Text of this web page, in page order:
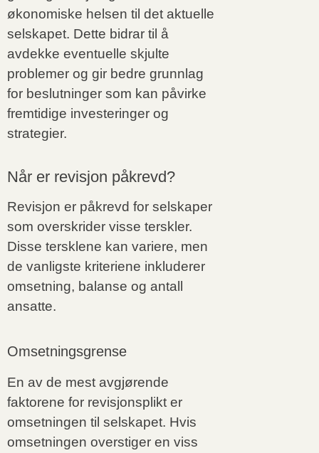
økonomiske helsen til det aktuelle
selskapet. Dette bidrar til å
avdekke eventuelle skjulte
problemer og gir bedre grunnlag
for beslutninger som kan påvirke
fremtidige investeringer og
strategier.
Når er revisjon påkrevd?
Revisjon er påkrevd for selskaper
som overskrider visse terskler.
Disse tersklene kan variere, men
de vanligste kriteriene inkluderer
omsetning, balanse og antall
ansatte.
Omsetningsgrense
En av de mest avgjørende
faktorene for revisjonsplikt er
omsetningen til selskapet. Hvis
omsetningen overstiger en viss